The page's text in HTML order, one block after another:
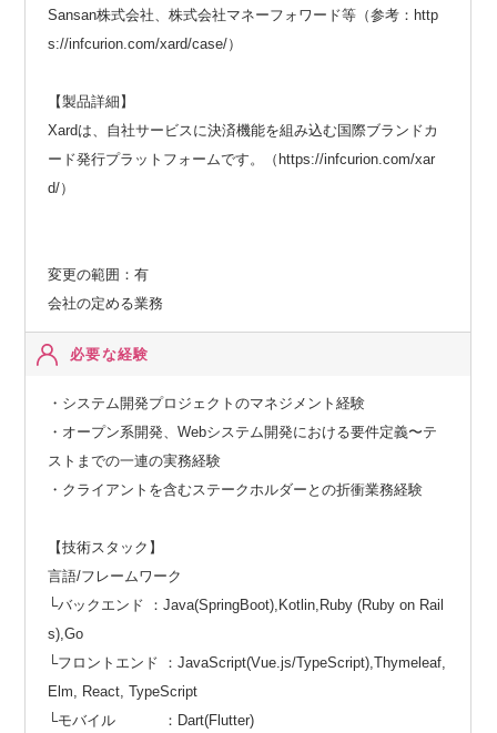
Sansan株式会社、株式会社マネーフォワード等（参考：http
s://infcurion.com/xard/case/）
【製品詳細】
Xardは、自社サービスに決済機能を組み込む国際ブランドカ
ード発行プラットフォームです。（https://infcurion.com/xar
d/）
変更の範囲：有
会社の定める業務
必要な経験
・システム開発プロジェクトのマネジメント経験
・オープン系開発、Webシステム開発における要件定義〜テ
ストまでの一連の実務経験
・クライアントを含むステークホルダーとの折衝業務経験
【技術スタック】
言語/フレームワーク
└バックエンド ：Java(SpringBoot),Kotlin,Ruby (Ruby on Rail
s),Go
└フロントエンド ：JavaScript(Vue.js/TypeScript),Thymeleaf,
Elm, React, TypeScript
└モバイル ：Dart(Flutter)